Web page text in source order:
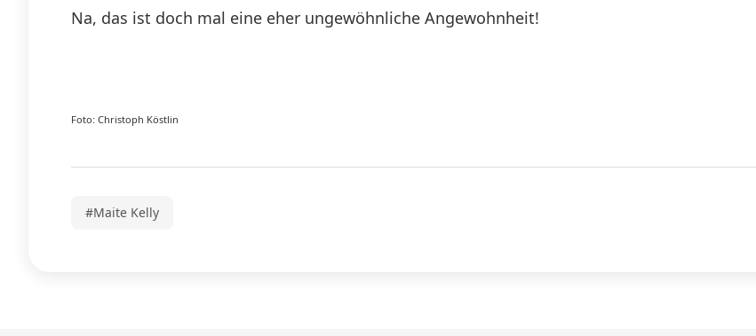
Na, das ist doch mal eine eher ungewöhnliche Angewohnheit!
Foto: Christoph Köstlin
#Maite Kelly